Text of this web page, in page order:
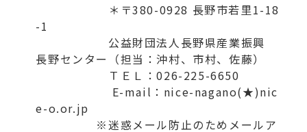
＊〒380-0928 長野市若里1-18
-1
公益財団法人長野県産業振興
長野センター（担当：沖村、市村、佐藤）
ＴＥＬ：026-225-6650
E-mail：nice-nagano(★)nic
e-o.or.jp
※迷惑メール防止のためメールア